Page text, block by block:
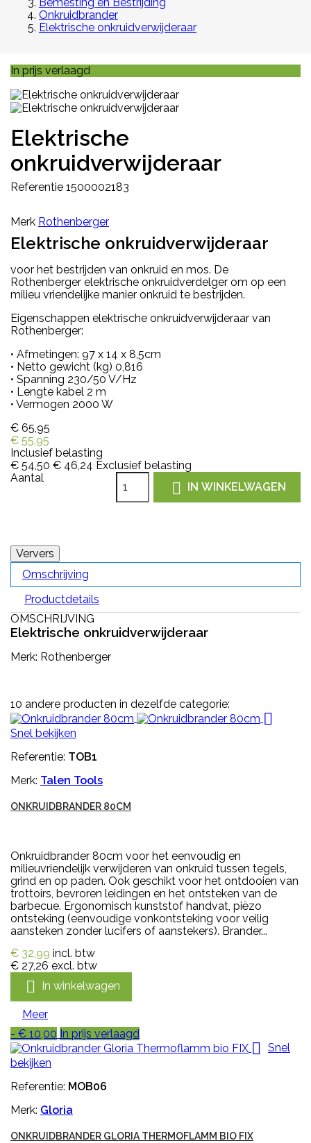
Onkruidbrander
Elektrische onkruidverwijderaar
In prijs verlaagd
Elektrische
onkruidverwijderaar
Referentie 1500002183
Merk Rothenberger
Elektrische onkruidverwijderaar
voor het bestrijden van onkruid en mos. De
Rothenberger elektrische onkruidverdelger om op een
milieu vriendelijke manier onkruid te bestrijden.
Eigenschappen elektrische onkruidverwijderaar van
Rothenberger:
• Afmetingen: 97 x 14 x 8,5cm
• Netto gewicht (kg) 0,816
• Spanning 230/50 V/Hz
• Lengte kabel 2 m
• Vermogen 2000 W
€ 65,95
€ 55,95
Inclusief belasting
€ 54,50 € 46,24 Exclusief belasting
Aantal
 IN WINKELWAGEN
Omschrijving
Productdetails
OMSCHRIJVING
Elektrische onkruidverwijderaar
Merk: Rothenberger
10 andere producten in dezelfde categorie:

Snel bekijken
Referentie: TOB1
Merk: Talen Tools
ONKRUIDBRANDER 80CM
Onkruidbrander 80cm voor het eenvoudig en
milieuvriendelijk verwijderen van onkruid tussen tegels,
grind en op paden. Ook geschikt voor het ontdooien van
trottoirs, bevroren leidingen en het ontsteken van de
barbecue. Ergonomisch kunststof handvat, piëzo
ontsteking (eenvoudige vonkontsteking voor veilig
aansteken zonder lucifers of aanstekers). Brander...
€ 32,99 incl. btw
€ 27,26 excl. btw
 In winkelwagen
Meer
- € 10,00 In prijs verlaagd
 Snel
bekijken
Referentie: MOB06
Merk: Gloria
ONKRUIDBRANDER GLORIA THERMOFLAMM BIO FIX